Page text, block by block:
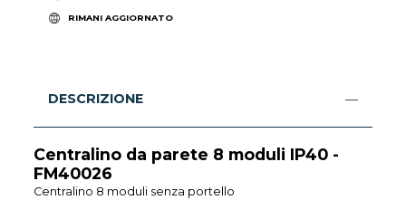
RIMANI AGGIORNATO
DESCRIZIONE
Centralino da parete 8 moduli IP40 -
FM40026
Centralino 8 moduli senza portello